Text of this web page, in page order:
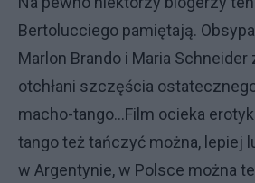
Bertolucciego pamiętają.
Marlon Brando i Maria
otchłani szczęścia
macho-tango...Film ocieka
tango też tańczyć można, lepiej
w Argentynie, w Polsce można